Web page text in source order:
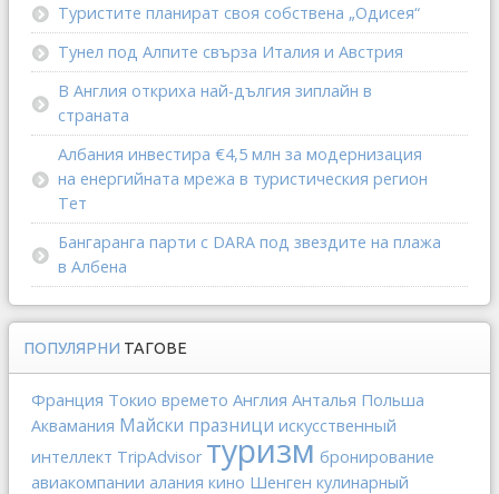
Туристите планират своя собствена „Одисея“
Тунел под Алпите свърза Италия и Австрия
В Англия откриха най-дългия зиплайн в
страната
Албания инвестира €4,5 млн за модернизация
на енергийната мрежа в туристическия регион
Тет
Бангаранга парти с DARA под звездите на плажа
в Албена
ПОПУЛЯРНИ ТАГОВЕ
Франция Токио времето Англия Анталья Польша
Аквамания Майски празници искусственный
интеллект TripAdvisor туризм бронирование
авиакомпании алания кино Шенген кулинарный